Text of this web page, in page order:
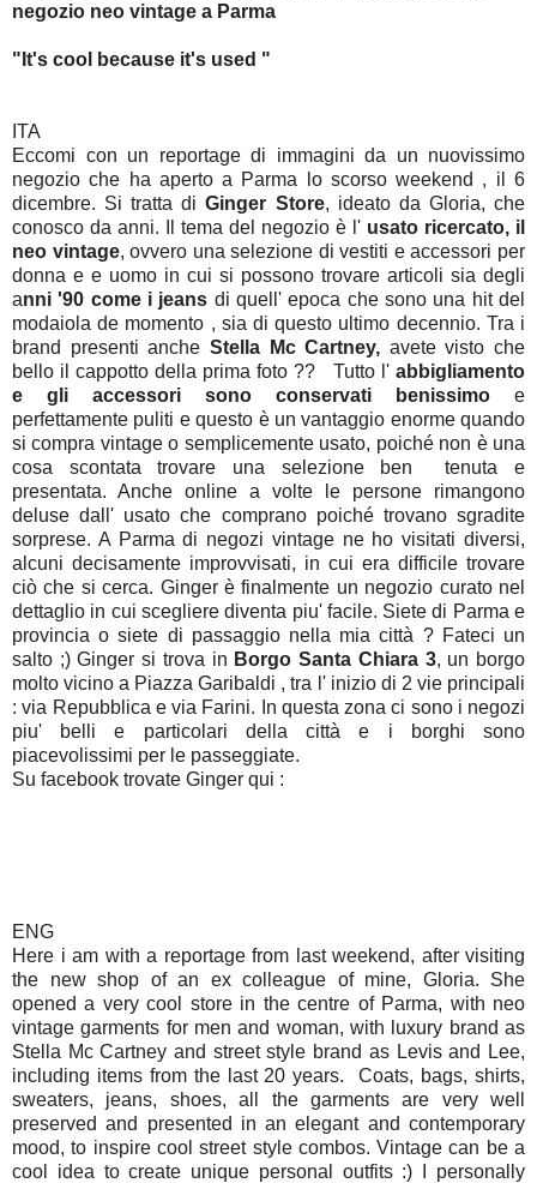
negozio neo vintage a Parma
"It's cool because it's used "
ITA
Eccomi con un reportage di immagini da un nuovissimo
negozio che ha aperto a Parma lo scorso weekend , il 6
dicembre. Si tratta diGinger Store, ideato da Gloria, che
conosco da anni. Il tema del negozio è l' usato ricercato, il
neo vintage, ovvero una selezione di vestiti e accessori per
donna e e uomo in cui si possono trovare articoli sia degli
anni '90 come i jeans di quell' epoca che sono una hit del
modaiola de momento , sia di questo ultimo decennio. Tra i
brand presenti anche Stella Mc Cartney, avete visto che
bello il cappotto della prima foto ?? Tutto l' abbigliamento
e gli accessori sono conservati benissimo e
perfettamente puliti e questo è un vantaggio enorme quando
si compra vintage o semplicemente usato, poiché non è una
cosa scontata trovare una selezione ben tenuta e
presentata. Anche online a volte le persone rimangono
deluse dall' usato che comprano poiché trovano sgradite
sorprese. A Parma di negozi vintage ne ho visitati diversi,
alcuni decisamente improvvisati, in cui era difficile trovare
ciò che si cerca. Ginger è finalmente un negozio curato nel
dettaglio in cui scegliere diventa piu' facile. Siete di Parma e
provincia o siete di passaggio nella mia città ? Fateci un
salto ;) Ginger si trova in Borgo Santa Chiara 3, un borgo
molto vicino a Piazza Garibaldi , tra l' inizio di 2 vie principali
: via Repubblica e via Farini. In questa zona ci sono i negozi
piu' belli e particolari della città e i borghi sono
piacevolissimi per le passeggiate.
Su facebook trovate Ginger qui :
ENG
Here i am with a reportage from last weekend, after visiting
the new shop of an ex colleague of mine, Gloria. She
opened a very cool store in the centre of Parma, with neo
vintage garments for men and woman, with luxury brand as
Stella Mc Cartney and street style brand as Levis and Lee,
including items from the last 20 years. Coats, bags, shirts,
sweaters, jeans, shoes, all the garments are very well
preserved and presented in an elegant and contemporary
mood, to inspire cool street style combos. Vintage can be a
cool idea to create unique personal outfits :) I personally